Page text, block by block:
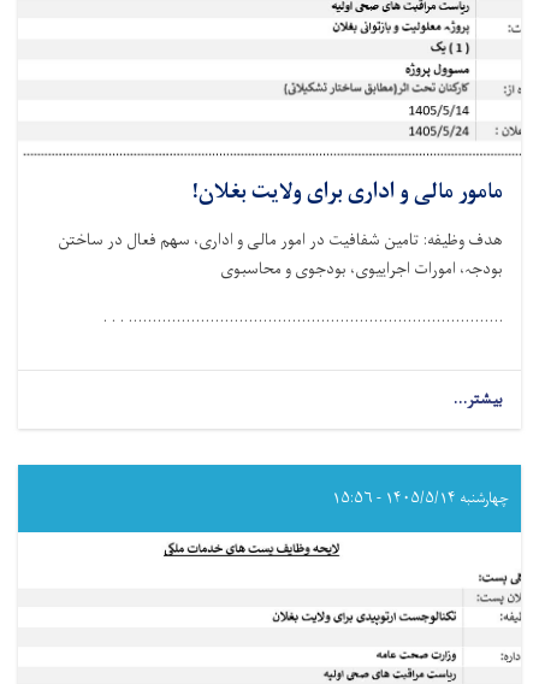
مامور مالی و اداری برای ولایت بغلان!
هدف وظیفه: تامین شفافیت در امور مالی و اداری، سھم فعال در ساختن
بودجہ، امورات اجراییوی، بودجوی و محاسبوی
.............................................................................. . . .
بیشتر...
مامور
و
اداری چهارشنبه ۱۴۰۵/۵/۱۴ - ۱۵:۵۶